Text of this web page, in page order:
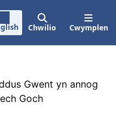
Chwilio Cwymplen
Gwent yn annog
Goch